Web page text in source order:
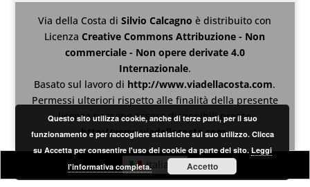
Via della Costa diSilvio Calcagnoè distribuito con
LicenzaCreative Commons Attribuzione - Non
commerciale - Non opere derivate 4.0
Internazionale.
Basato sul lavoro di http://www.viadellacosta.com.
Permessi ulteriori rispetto alle finalità della presente
licenza possono essere disponibili presso
http://www.viadellacosta.com.
Italiano
Questo sito utilizza cookie, anche di terze parti, per il suo
funzionamento e per raccogliere statistiche sul suo utilizzo. Clicca
su Accetta per consentire l'uso dei cookie da parte del sito.Leggi
l'informativa completa.
Accetto